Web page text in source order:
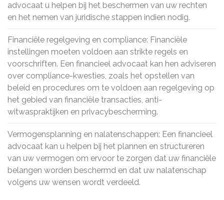
advocaat u helpen bij het beschermen van uw rechten
en het nemen van juridische stappen indien nodig.
Financiële regelgeving en compliance: Financiële
instellingen moeten voldoen aan strikte regels en
voorschriften. Een financieel advocaat kan hen adviseren
over compliance-kwesties, zoals het opstellen van
beleid en procedures om te voldoen aan regelgeving op
het gebied van financiële transacties, anti-
witwaspraktijken en privacybescherming.
Vermogensplanning en nalatenschappen: Een financieel
advocaat kan u helpen bij het plannen en structureren
van uw vermogen om ervoor te zorgen dat uw financiële
belangen worden beschermd en dat uw nalatenschap
volgens uw wensen wordt verdeeld.